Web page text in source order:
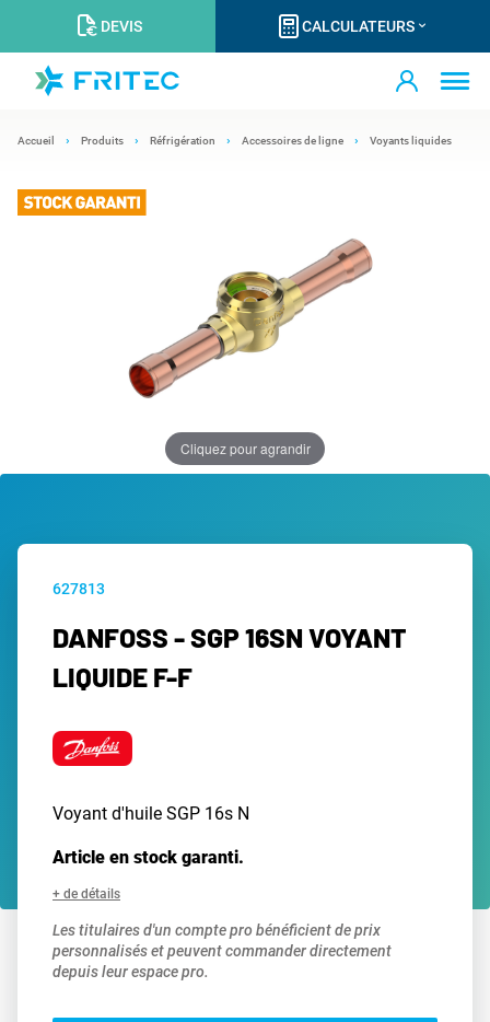
DEVIS CALCULATEURS
Accueil Produits Réfrigération Accessoires de ligne Voyants liquides
Cliquez pour agrandir
627813
DANFOSS - SGP 16SN VOYANT
LIQUIDE F-F
Voyant d'huile SGP 16s N
Article en stock garanti.
+ de détails
Les titulaires d'un compte pro bénéficient de prix
personnalisés et peuvent commander directement
depuis leur espace pro.